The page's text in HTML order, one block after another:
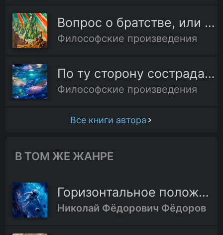
Вопрос о братстве, или родстве, о причинах небратского
Философские произведения
По ту сторону сострадания, или Смех сверхчеловека
Философские произведения
Все книги автора
В ТОМ ЖЕ ЖАНРЕ
Горизонтальное положение и вертикальное — смерть и жизнь
Николай Фёдорович Фёдоров